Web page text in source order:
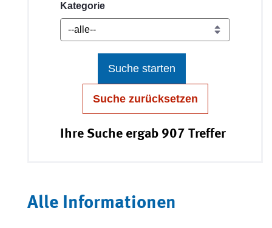
Kategorie
Suche starten
Suche zurücksetzen
Ihre Suche ergab 907 Treffer
Alle Informationen